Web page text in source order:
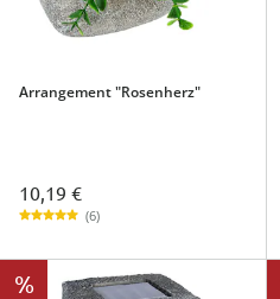
Arrangement "Rosenherz"
10,19 €
(6)
%